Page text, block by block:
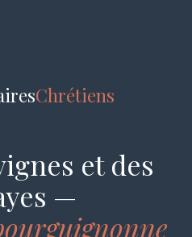
Chrétiens
et des
—